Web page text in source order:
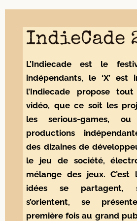
IndieCade
L’Indiecade est le
indépendants, le ‘X’ est
l’Indiecade propose
vidéo, que ce soit les
les serious-games,
productions
des dizaines de
le jeu de société,
mélange des jeux.
idées se partagent,
s’orientent, se
première fois au grand